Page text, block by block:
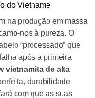
do Vietname
na produção em massa
nos à pureza. O
“processado” que
após a primeira
vietnamita de alta
durabilidade
com que as suas